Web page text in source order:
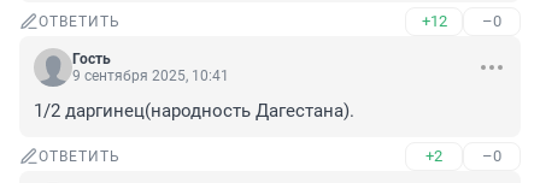
ОТВЕТИТЬ +12 –0
Гость
9 сентября 2025, 10:41
1/2 даргинец(народность Дагестана).
ОТВЕТИТЬ +2 –0